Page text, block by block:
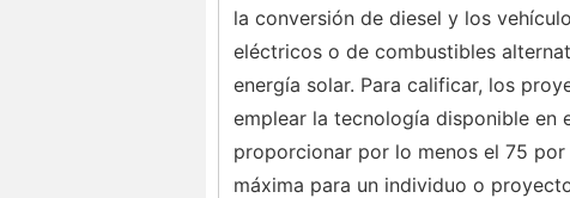
la conversión de diesel y los
eléctricos o de combustibles
energía solar. Para calificar, los
emplear la tecnología disponible en
proporcionar por lo menos el 75
máxima para un individuo o